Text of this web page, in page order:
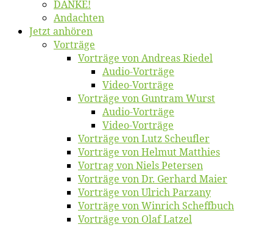
DANKE!
An­dach­ten
Jetzt an­hö­ren
Vor­trä­ge
Vor­trä­ge von An­dre­as Riedel
Au­dio-Vor­trä­ge
Vi­deo-Vor­trä­ge
Vor­trä­ge von Gun­tram Wurst
Au­dio-Vor­trä­ge
Vi­deo-Vor­trä­ge
Vor­trä­ge von Lutz Scheufler
Vor­trä­ge von Hel­mut Matthies
Vor­trag von Niels Petersen
Vor­trä­ge von Dr. Ger­hard Maier
Vor­trä­ge von Ul­rich Parzany
Vor­trä­ge von Win­rich Scheffbuch
Vor­trä­ge von Olaf Latzel